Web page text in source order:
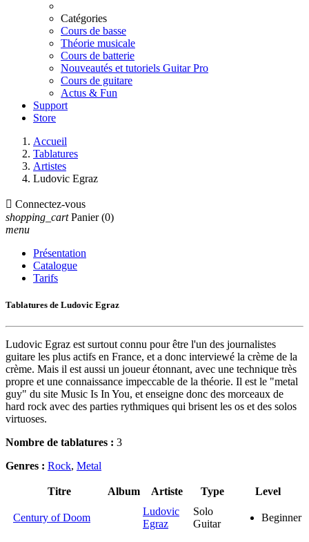
Catégories
Cours de basse
Théorie musicale
Cours de batterie
Nouveautés et tutoriels Guitar Pro
Cours de guitare
Actus & Fun
Support
Store
Accueil
Tablatures
Artistes
Ludovic Egraz
 Connectez-vous
shopping_cart Panier (0)
menu
Présentation
Catalogue
Tarifs
Tablatures de Ludovic Egraz
Ludovic Egraz est surtout connu pour être l'un des journalistes
guitare les plus actifs en France, et a donc interviewé la crème de la
crème. Mais il est aussi un joueur étonnant, avec une technique très
propre et une connaissance impeccable de la théorie. Il est le "metal
guy" du site Music Is In You, et enseigne donc des morceaux de
hard rock avec des parties rythmiques qui brisent les os et des solos
virtuoses.
Nombre de tablatures : 3
Genres : Rock, Metal
Titre Album Artiste Type Level
Century of Doom
Ludovic
Egraz
Solo
Guitar
Beginner